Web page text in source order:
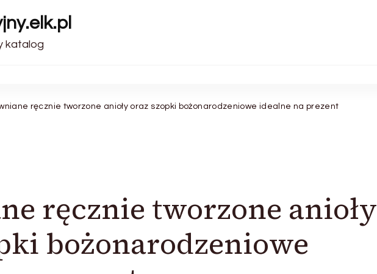
katalog
ręcznie tworzone anioły oraz szopki bożonarodzeniowe idealne na prezent
ręcznie tworzone anioły
bożonarodzeniowe